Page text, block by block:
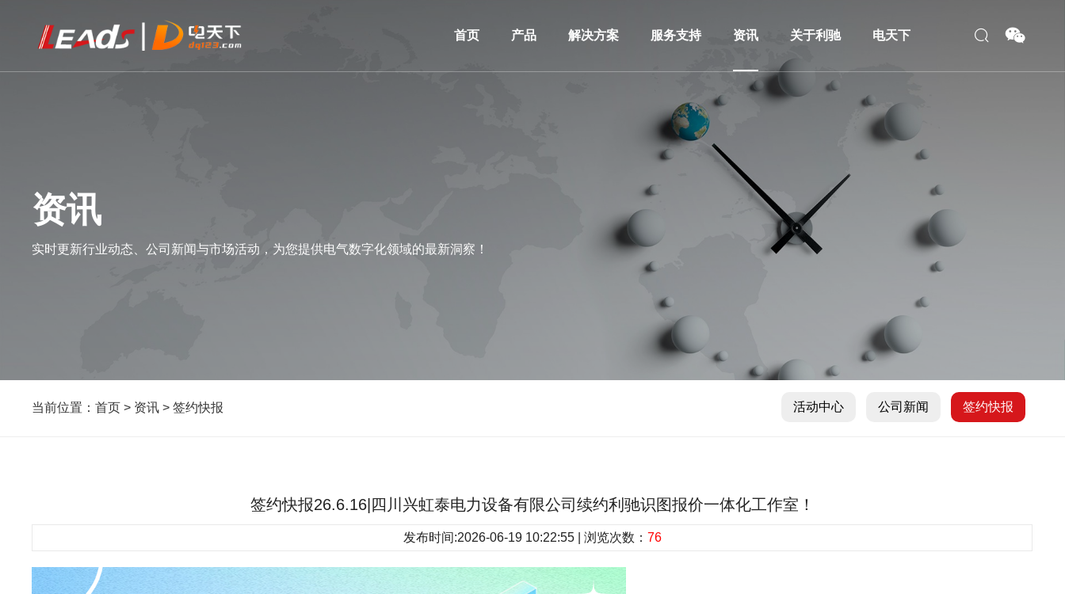
首页 产品 解决方案 服务支持 资讯 关于利驰 电天下
资讯
实时更新行业动态、公司新闻与市场活动，为您提供电气数字化领域的最新洞察！
当前位置：首页 > 资讯 >签约快报 活动中心 公司新闻 签约快报
签约快报26.6.16|四川兴虹泰电力设备有限公司续约利驰识图报价一体化工作室！
发布时间:2026-06-19 10:22:55 | 浏览次数： 76